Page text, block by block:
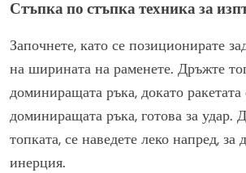
Стъпка по стъпка техника за
Започнете, като се позиционирате
на ширината на раменете. Дръжте
доминиращата ръка, докато ракетата
доминиращата ръка, готова за удар.
топката, се наведете леко напред, за
инерция.